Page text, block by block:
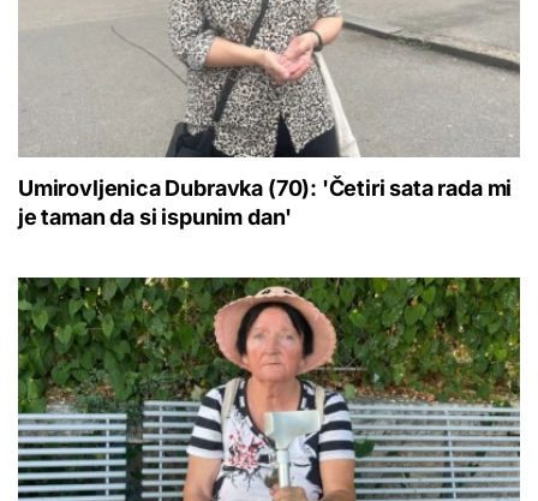
Umirovljenica Dubravka (70): 'Četiri sata rada mi
je taman da si ispunim dan'